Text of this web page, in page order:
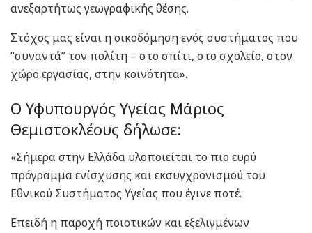
ανεξαρτήτως γεωγραφικής θέσης.
Στόχος μας είναι η οικοδόμηση ενός συστήματος που
“συναντά” τον πολίτη – στο σπίτι, στο σχολείο, στον
χώρο εργασίας, στην κοινότητα».
Ο Υφυπουργός Υγείας Μάριος
Θεμιστοκλέους δήλωσε:
«Σήμερα στην Ελλάδα υλοποιείται το πιο ευρύ
πρόγραμμα ενίσχυσης και εκσυγχρονισμού του
Εθνικού Συστήματος Υγείας που έγινε ποτέ.
Επειδή η παροχή ποιοτικών και εξελιγμένων